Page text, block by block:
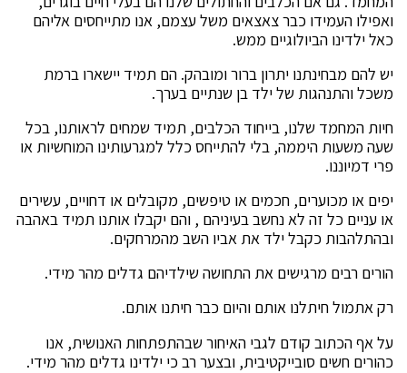
ואפילו העמידו כבר צאצאים משל עצמם, אנו מתייחסים אליהם
כאל ילדינו הביולוגיים ממש.
יש להם מבחינתנו יתרון ברור ומובהק. הם תמיד יישארו ברמת
משכל והתנהגות של ילד בן שנתיים בערך.
חיות המחמד שלנו, בייחוד הכלבים, תמיד שמחים לראותנו, בכל
שעה משעות היממה, בלי להתייחס כלל למגרעותינו המוחשיות או
פרי דמיוננו.
יפים או מכוערים, חכמים או טיפשים, מקובלים או דחויים, עשירים
או עניים כל זה לא נחשב בעיניהם , והם יקבלו אותנו תמיד באהבה
ובהתלהבות כקבל ילד את אביו השב מהמרחקים.
הורים רבים מרגישים את התחושה שילדיהם גדלים מהר מידי.
רק אתמול חיתלנו אותם והיום כבר חיתנו אותם.
על אף הכתוב קודם לגבי האיחור שבהתפתחות האנושית, אנו
כהורים חשים סובייקטיבית, ובצער רב כי ילדינו גדלים מהר מידי.